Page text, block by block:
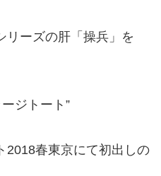
リーズの肝「操兵」を
ジトート”
2018春東京にて初出しの